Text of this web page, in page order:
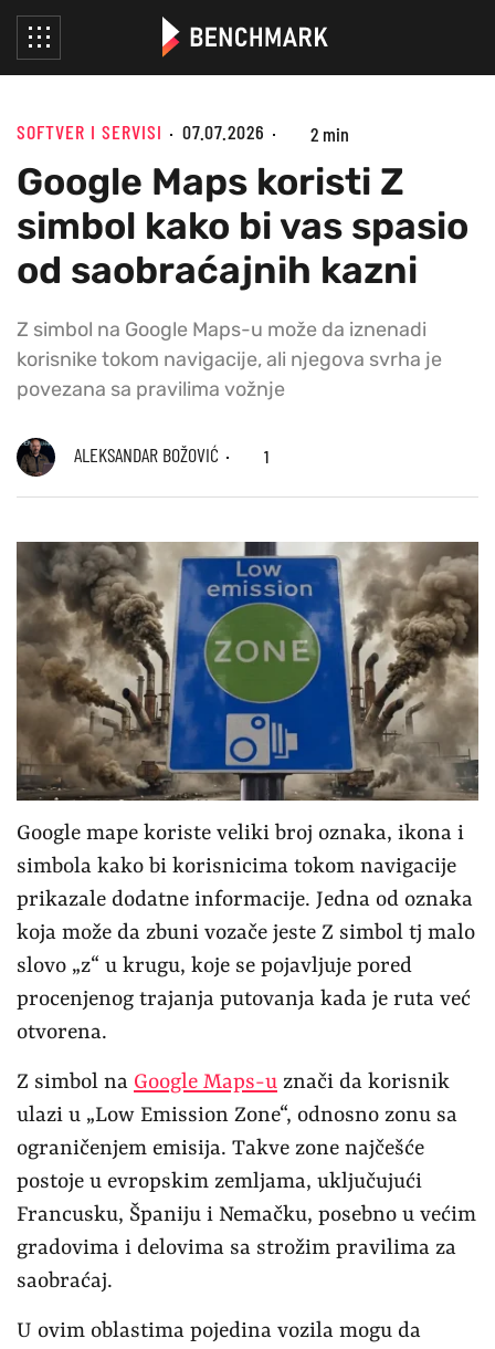
SOFTVER I SERVISI 07.07.2026 2 min
Google Maps koristi Z
simbol kako bi vas spasio
od saobraćajnih kazni
Z simbol na Google Maps-u može da iznenadi
korisnike tokom navigacije, ali njegova svrha je
povezana sa pravilima vožnje
ALEKSANDAR BOŽOVIĆ 1
Google mape koriste veliki broj oznaka, ikona i
simbola kako bi korisnicima tokom navigacije
prikazale dodatne informacije. Jedna od oznaka
koja može da zbuni vozače jeste Z simbol tj malo
slovo „z“ u krugu, koje se pojavljuje pored
procenjenog trajanja putovanja kada je ruta već
otvorena.
Z simbol na Google Maps-u znači da korisnik
ulazi u „Low Emission Zone“, odnosno zonu sa
ograničenjem emisija. Takve zone najčešće
postoje u evropskim zemljama, uključujući
Francusku, Španiju i Nemačku, posebno u većim
gradovima i delovima sa strožim pravilima za
saobraćaj.
U ovim oblastima pojedina vozila mogu da